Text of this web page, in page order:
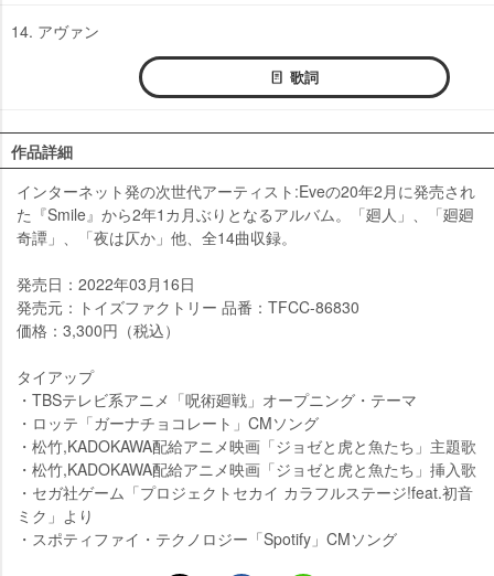
14. アヴァン
歌詞
作品詳細
インターネット発の次世代アーティスト:Eveの20年2月に発売され
た『Smile』から2年1カ月ぶりとなるアルバム。「廻人」、「廻廻
奇譚」、「夜は仄か」他、全14曲収録。
発売日：2022年03月16日
発売元：トイズファクトリー 品番：TFCC-86830
価格：3,300円（税込）
タイアップ
・TBSテレビ系アニメ「呪術廻戦」オープニング・テーマ
・ロッテ「ガーナチョコレート」CMソング
・松竹,KADOKAWA配給アニメ映画「ジョゼと虎と魚たち」主題歌
・松竹,KADOKAWA配給アニメ映画「ジョゼと虎と魚たち」挿入歌
・セガ社ゲーム「プロジェクトセカイ カラフルステージ!feat.初音
ミク」より
・スポティファイ・テクノロジー「Spotify」CMソング